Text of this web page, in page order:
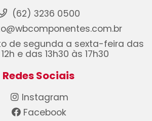
(62) 3236 0500
de segunda a sexta-feira das
e das 13h30 às 17h30
Redes Sociais
Instagram
Facebook